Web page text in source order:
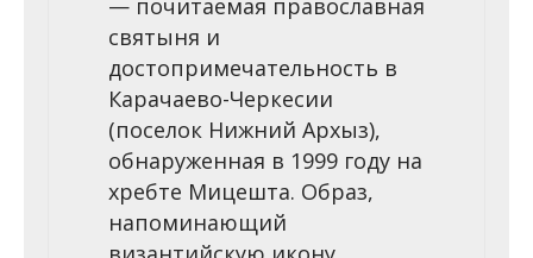
— почитаемая православная
святыня и
достопримечательность в
Карачаево-Черкесии
(поселок Нижний Архыз),
обнаруженная в 1999 году на
хребте Мицешта. Образ,
напоминающий